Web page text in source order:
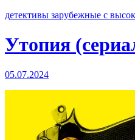
детективы зарубежные с
Утопия
05.07.2024